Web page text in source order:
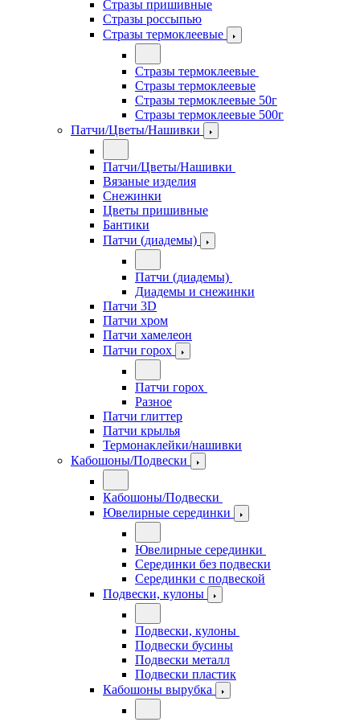
Стразы пришивные
Стразы россыпью
Стразы термоклеевые
Стразы термоклеевые
Стразы термоклеевые
Стразы термоклеевые 50г
Стразы термоклеевые 500г
Патчи/Цветы/Нашивки
Патчи/Цветы/Нашивки
Вязаные изделия
Снежинки
Цветы пришивные
Бантики
Патчи (диадемы)
Патчи (диадемы)
Диадемы и снежинки
Патчи 3D
Патчи хром
Патчи хамелеон
Патчи горох
Патчи горох
Разное
Патчи глиттер
Патчи крылья
Термонаклейки/нашивки
Кабошоны/Подвески
Кабошоны/Подвески
Ювелирные серединки
Ювелирные серединки
Серединки без подвески
Серединки с подвеской
Подвески, кулоны
Подвески, кулоны
Подвески бусины
Подвески металл
Подвески пластик
Кабошоны вырубка